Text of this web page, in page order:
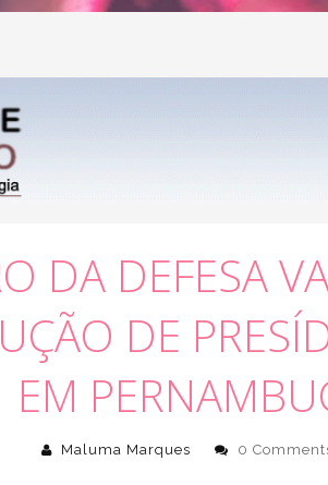
DA DEFESA
DE
EM
Maluma Marques 0